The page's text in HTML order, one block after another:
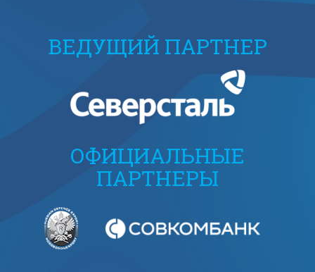
ВЕДУЩИЙ ПАРТНЕР
ОФИЦИАЛЬНЫЕ
ПАРТНЕРЫ